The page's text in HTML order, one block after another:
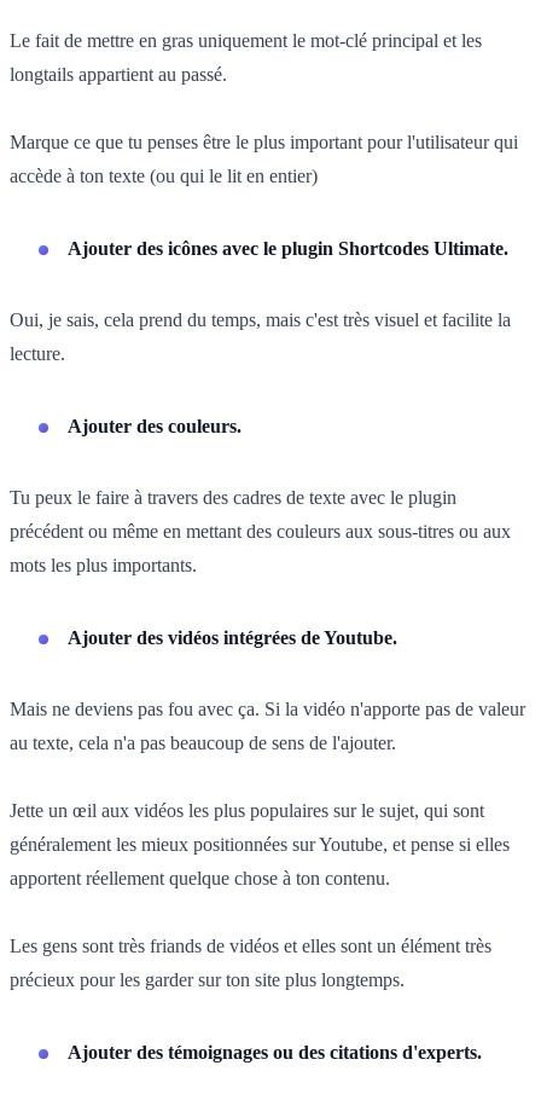
Le fait de mettre en gras uniquement le mot-clé principal et les
longtails appartient au passé.
Marque ce que tu penses être le plus important pour l'utilisateur qui
accède à ton texte (ou qui le lit en entier)
Ajouter des icônes avec le plugin Shortcodes Ultimate.
Oui, je sais, cela prend du temps, mais c'est très visuel et facilite la
lecture.
Ajouter des couleurs.
Tu peux le faire à travers des cadres de texte avec le plugin
précédent ou même en mettant des couleurs aux sous-titres ou aux
mots les plus importants.
Ajouter des vidéos intégrées de Youtube.
Mais ne deviens pas fou avec ça. Si la vidéo n'apporte pas de valeur
au texte, cela n'a pas beaucoup de sens de l'ajouter.
Jette un œil aux vidéos les plus populaires sur le sujet, qui sont
généralement les mieux positionnées sur Youtube, et pense si elles
apportent réellement quelque chose à ton contenu.
Les gens sont très friands de vidéos et elles sont un élément très
précieux pour les garder sur ton site plus longtemps.
Ajouter des témoignages ou des citations d'experts.